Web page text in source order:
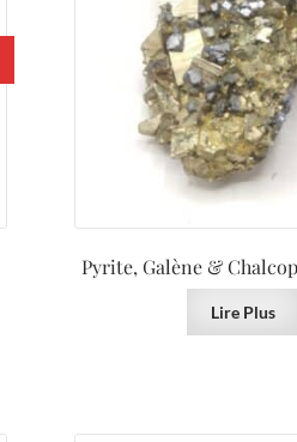
Pyrite, Galène &
Lire Plus